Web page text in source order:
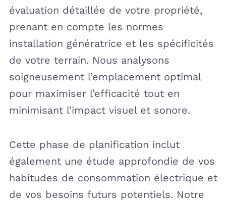
évaluation détaillée de votre propriété,
prenant en compte les normes
installation génératrice et les spécificités
de votre terrain. Nous analysons
soigneusement l’emplacement optimal
pour maximiser l’efficacité tout en
minimisant l’impact visuel et sonore.
Cette phase de planification inclut
également une étude approfondie de vos
habitudes de consommation électrique et
de vos besoins futurs potentiels. Notre